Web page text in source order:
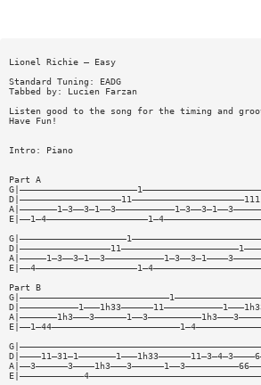
Lionel Richie — Easy
Standard Tuning: EADG
Tabbed by: Lucien Farzan
Listen good to the song for the timing and
Have Fun!
Intro: Piano
Part A
Part B